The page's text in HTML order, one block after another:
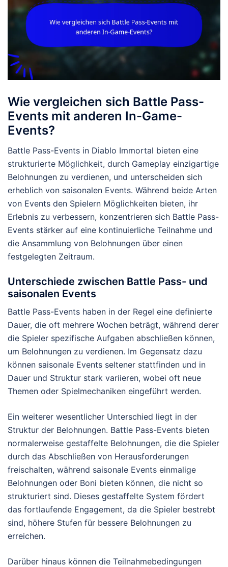
Wie vergleichen sich Battle Pass-
Events mit anderen In-Game-
Events?
Battle Pass-Events in Diablo Immortal bieten eine
strukturierte Möglichkeit, durch Gameplay einzigartige
Belohnungen zu verdienen, und unterscheiden sich
erheblich von saisonalen Events. Während beide Arten
von Events den Spielern Möglichkeiten bieten, ihr
Erlebnis zu verbessern, konzentrieren sich Battle Pass-
Events stärker auf eine kontinuierliche Teilnahme und
die Ansammlung von Belohnungen über einen
festgelegten Zeitraum.
Unterschiede zwischen Battle Pass- und
saisonalen Events
Battle Pass-Events haben in der Regel eine definierte
Dauer, die oft mehrere Wochen beträgt, während derer
die Spieler spezifische Aufgaben abschließen können,
um Belohnungen zu verdienen. Im Gegensatz dazu
können saisonale Events seltener stattfinden und in
Dauer und Struktur stark variieren, wobei oft neue
Themen oder Spielmechaniken eingeführt werden.
Ein weiterer wesentlicher Unterschied liegt in der
Struktur der Belohnungen. Battle Pass-Events bieten
normalerweise gestaffelte Belohnungen, die die Spieler
durch das Abschließen von Herausforderungen
freischalten, während saisonale Events einmalige
Belohnungen oder Boni bieten können, die nicht so
strukturiert sind. Dieses gestaffelte System fördert
das fortlaufende Engagement, da die Spieler bestrebt
sind, höhere Stufen für bessere Belohnungen zu
erreichen.
Darüber hinaus können die Teilnahmebedingungen